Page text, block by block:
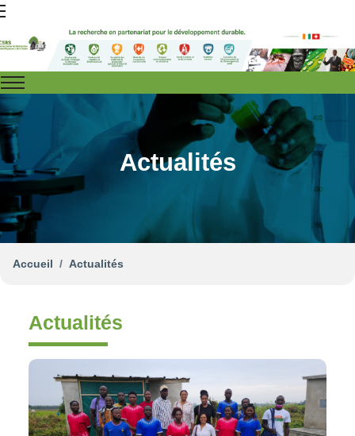
Actualités
Accueil Actualités
Actualités